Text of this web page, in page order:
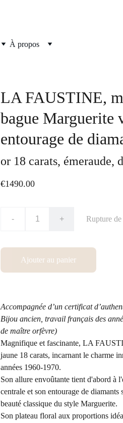
À propos
LA FAUSTINE,
bague Marguerite
entourage de
or 18 carats, émeraude,
€1490.00
- + Rupture
Ajouter au panier
Accompagnée d’un certificat
Bijou ancien, travail français des
de maître orfèvre)
Magnifique et fascinante, LA
jaune 18 carats, incarnant le charme
années 1960-1970.
Son allure envoûtante tient d'abord à
centrale et son entourage de
beauté classique du style Marguerite.
Son plateau floral aux proportions